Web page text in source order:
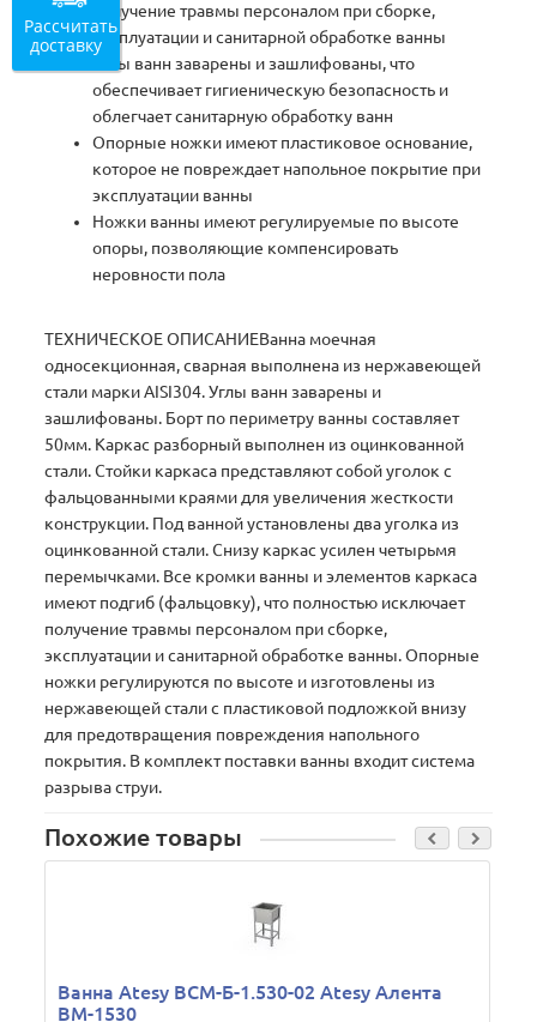
получение травмы персоналом при сборке,
эксплуатации и санитарной обработке ванны
Углы ванн заварены и зашлифованы, что
обеспечивает гигиеническую безопасность и
облегчает санитарную обработку ванн
Опорные ножки имеют пластиковое основание,
которое не повреждает напольное покрытие при
эксплуатации ванны
Ножки ванны имеют регулируемые по высоте
опоры, позволяющие компенсировать
неровности пола
ТЕХНИЧЕСКОЕ ОПИСАНИЕВанна моечная
односекционная, сварная выполнена из нержавеющей
стали марки AISI304. Углы ванн заварены и
зашлифованы. Борт по периметру ванны составляет
50мм. Каркас разборный выполнен из оцинкованной
стали. Стойки каркаса представляют собой уголок с
фальцованными краями для увеличения жесткости
конструкции. Под ванной установлены два уголка из
оцинкованной стали. Снизу каркас усилен четырьмя
перемычками. Все кромки ванны и элементов каркаса
имеют подгиб (фальцовку), что полностью исключает
получение травмы персоналом при сборке,
эксплуатации и санитарной обработке ванны. Опорные
ножки регулируются по высоте и изготовлены из
нержавеющей стали c пластиковой подложкой внизу
для предотвращения повреждения напольного
покрытия. В комплект поставки ванны входит система
разрыва струи.
Похожие товары
Ванна Atesy ВСМ-Б-1.530-02 Atesy Алента
ВМ-1530
Рассчитать
доставку